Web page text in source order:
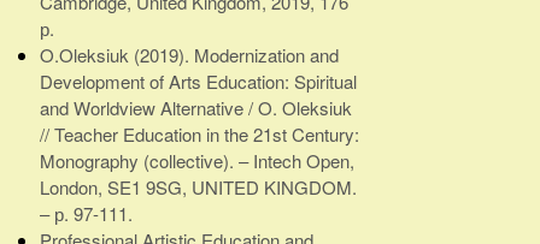
р.
O.Oleksiuk (2019). Modernization and
Development of Arts Education: Spiritual
and Worldview Alternative / O. Oleksiuk
// Teacher Education in the 21st Century:
Monography (collective). – Intech Open,
London, SE1 9SG, UNITED KINGDOM.
– р. 97-111.